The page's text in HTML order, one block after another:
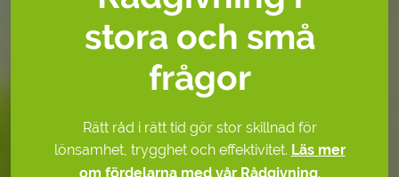
stora och små
frågor
Rätt råd i rätt tid gör stor skillnad för
lönsamhet, trygghet och effektivitet. Läs mer
om fördelarna med vår Rådgivning.